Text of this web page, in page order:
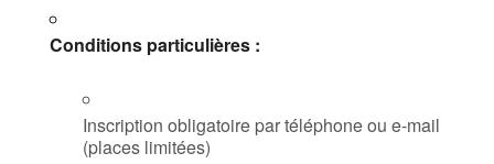
Conditions particulières :
Inscription obligatoire par téléphone ou e-mail
(places limitées)